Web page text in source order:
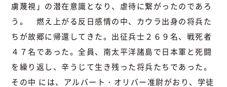
虜蔑視」の潜在意識となり、虐待に繋がったのであろ
う。 燃え上がる反日感情の中、カウラ出身の将兵た
ちが故郷に帰還してきた。出征兵士２６９名、戦死者
４７名であった。全員、南太平洋諸島で日本軍と死闘
を繰り返し、辛うじて生き残った将兵たちであった。
その中 には、アルバート・オリバー准尉がおり、学徒